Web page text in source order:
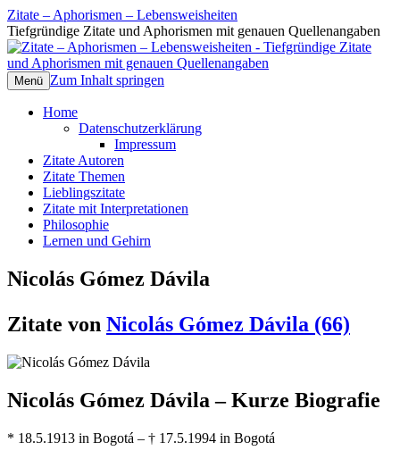
Zitate – Aphorismen – Lebensweisheiten
Tiefgründige Zitate und Aphorismen mit genauen Quellenangaben
Menü Zum Inhalt springen
Home
Datenschutzerklärung
Impressum
Zitate Autoren
Zitate Themen
Lieblingszitate
Zitate mit Interpretationen
Philosophie
Lernen und Gehirn
Nicolás Gómez Dávila
Zitate von Nicolás Gómez Dávila (66)
Nicolás Gómez Dávila – Kurze Biografie
* 18.5.1913 in Bogotá – † 17.5.1994 in Bogotá